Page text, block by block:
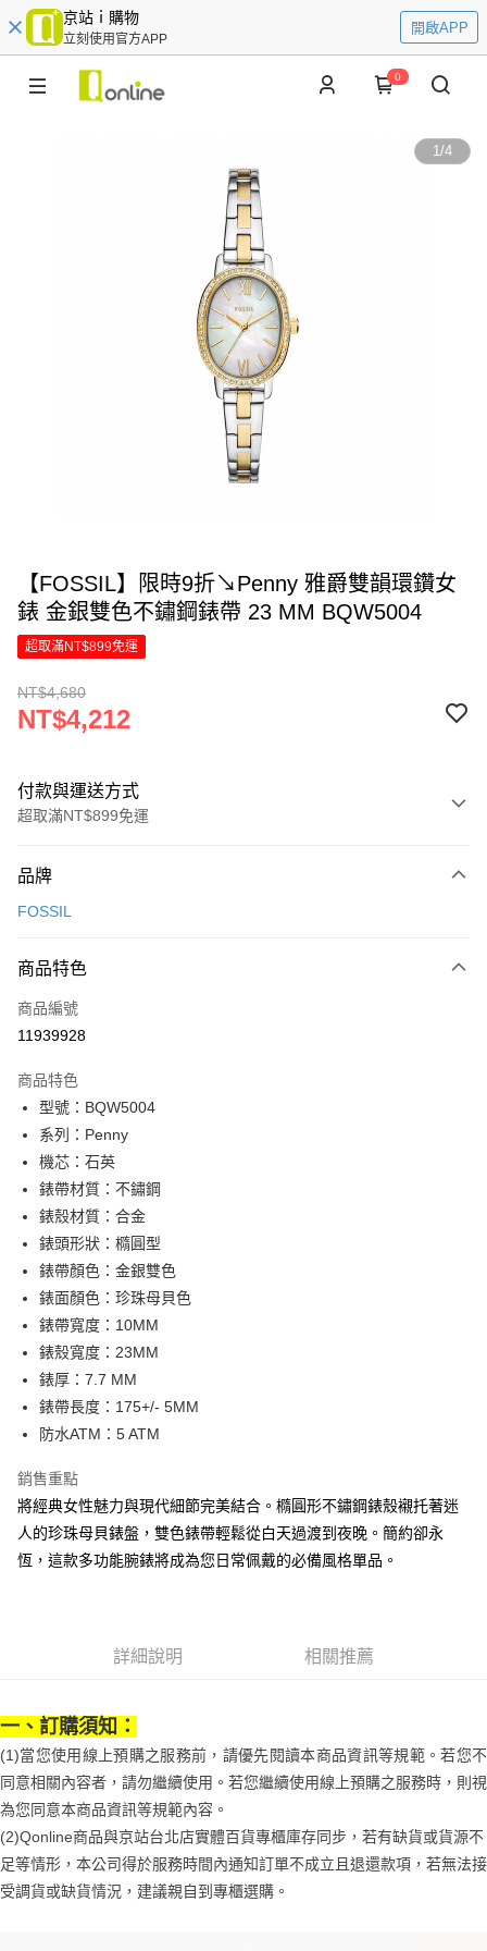
京站ｉ購物
立刻使用官方APP
開啟APP
0
1/4
【FOSSIL】限時9折↘Penny 雅爵雙韻環鑽女
錶 金銀雙色不鏽鋼錶帶 23 MM BQW5004
超取滿NT$899免運
NT$4,680
NT$4,212
付款與運送方式
超取滿NT$899免運
信用卡一次付款
6 期 0 利率 每期
合作金庫商業銀行
上海商業儲蓄銀行
臺灣中小企業銀行
匯豐（台灣）商業銀行
聯邦商業銀行
元大商業銀行
玉山商業銀行
台灣樂天信用卡公司
LINE Pay
Apple Pay
街口支付
悠遊付
Google Pay
全盈+PAY
大哥付你分期
相關說明
【大哥付你分期使用說明】
1.本服務由台灣大哥大提供，台灣大哥大用戶可立即使用無須另外申請。
2.付款方式選擇「大哥付你分期」，訂單成立後會自動跳轉到大哥付的交易
流程，驗證手機門號後，選擇欲分期的期數、繳款截止日，確認付款後即完
成交易。
3.實際核准額度、可分期數及費用金額請依後續交易確認頁面所載為準。
4.訂單成立30分鐘內，如未前往確認交易或遇審核未通過，訂單將自動取
消。如遇「轉專審核」未通過狀況，表示未達大哥付你分期系統評分，恕無
【繳款方式說明】
醒簡訊。
2.透過簡訊連結打開帳單後，可選擇「超商條碼／台灣大直營門市／銀行轉
帳／街口支付／iPASS MONEY」等通路繳費。
買賣價金債權讓與本公司後，依約使用本公司帳單繳交帳款。
3.完整用戶服務條款，請詳閱以下連結：
AFTEE先享後付
相關說明
AFTEE先享後付是「在收到商品之後才付款」的支付方式。 讓您購物簡單
便利好安心！
１．簡單：不需註冊會員、不需綁卡、不需儲值。
２．便利：只要手機號碼，簡訊認證，即可結帳。
【「AFTEE先享後付」結帳流程】
１．於結帳方式選擇「AFTEE先享後付」後，將跳轉至「AFTEE先享後付」
結帳頁面，進行簡訊認證並確認金額後，即可完成結帳。
２．訂單成立數日內，您將收到繳費通知簡訊。
後付繳納相關費用。
客戶支援中心」https://netprotections.freshdesk.com/support/home
【注意事項】
１．透過由恩沛科技股份有限公司提供之「AFTEE先享後付」服務完成之交
權轉讓予恩沛科技股份有限公司。
２．關於個人資料處理事宜，請瀏覽以下網址：
https://aftee.tw/terms/#terms3
３．未成年的使用者請事先徵得法定代理人或監護人之同意方可使用
「AFTEE先享後付」，若未經同意申辦者引起之損失，本公司不負相關責
ATM付款
運送方式
付款後全家取貨
每筆NT$70，滿NT$899(含以上)免運費
付款後7-11取貨
每筆NT$70，滿NT$899(含以上)免運費
免運費
品牌
FOSSIL
商品特色
商品編號
11939928
商品特色
型號：BQW5004
系列：Penny
機芯：石英
錶帶材質：不鏽鋼
錶殼材質：合金
錶頭形狀：橢圓型
錶帶顏色：金銀雙色
錶面顏色：珍珠母貝色
錶帶寬度：10MM
錶殼寬度：23MM
錶厚：7.7 MM
錶帶長度：175+/- 5MM
防水ATM：5 ATM
銷售重點
將經典女性魅力與現代細節完美結合。橢圓形不鏽鋼錶殼襯托著迷
人的珍珠母貝錶盤，雙色錶帶輕鬆從白天過渡到夜晚。簡約卻永
恆，這款多功能腕錶將成為您日常佩戴的必備風格單品。
詳細說明 相關推薦
一、訂購須知：
(1)當您使用線上預購之服務前，請優先閱讀本商品資訊等規範。若您不
同意相關內容者，請勿繼續使用。若您繼續使用線上預購之服務時，則視
為您同意本商品資訊等規範內容。
(2)Qonline商品與京站台北店實體百貨專櫃庫存同步，若有缺貨或貨源不
足等情形，本公司得於服務時間內通知訂單不成立且退還款項，若無法接
受調貨或缺貨情況，建議親自到專櫃選購。